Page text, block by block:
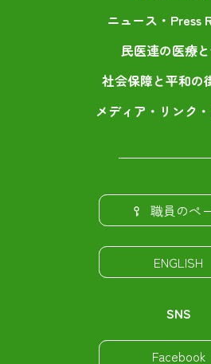
ニュース・Press
民医連の医療
社会保障と平和の
メディア・リンク
職員のペ
ENGLISH
SNS
Facebook